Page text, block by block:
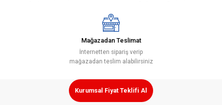
Gönder
Mağazadan Teslimat
İnternetten sipariş verip
mağazadan teslim alabilirsiniz
Kurumsal Fiyat Teklifi Al